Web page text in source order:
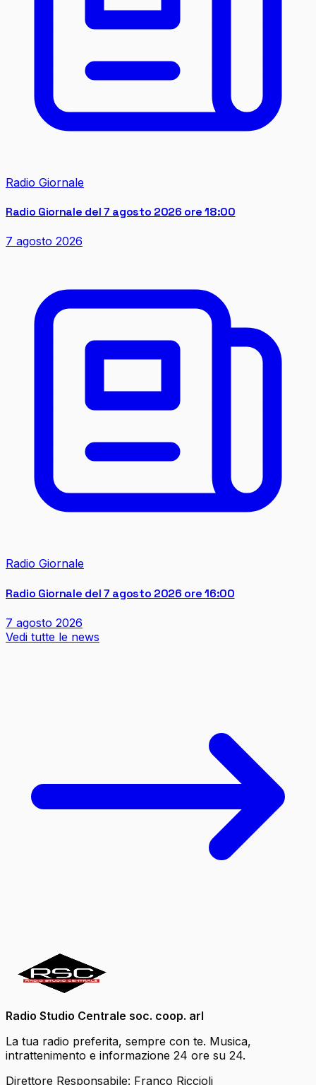
Radio Giornale
Radio Giornale del 7 agosto 2026 ore 18:00
7 agosto 2026
Radio Giornale
Radio Giornale del 7 agosto 2026 ore 16:00
7 agosto 2026
Vedi tutte le news
Radio Studio Centrale soc. coop. arl
La tua radio preferita, sempre con te. Musica,
intrattenimento e informazione 24 ore su 24.
Direttore Responsabile: Franco Riccioli